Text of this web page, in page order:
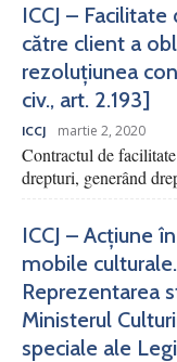
ICCJ –
către client a
rezoluțiunea
civ., art. 2.193]
ICCJ martie 2, 2020
Contractul de
drepturi, generând
ICCJ – Acțiune
mobile
Reprezentarea
Ministerul
speciale ale